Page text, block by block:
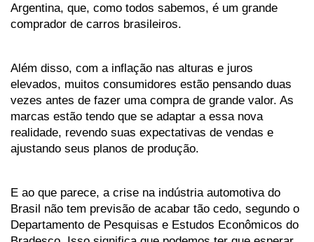
Argentina, que, como todos sabemos, é um grande
comprador de carros brasileiros.
Além disso, com a inflação nas alturas e juros
elevados, muitos consumidores estão pensando duas
vezes antes de fazer uma compra de grande valor. As
marcas estão tendo que se adaptar a essa nova
realidade, revendo suas expectativas de vendas e
ajustando seus planos de produção.
E ao que parece, a crise na indústria automotiva do
Brasil não tem previsão de acabar tão cedo, segundo o
Departamento de Pesquisas e Estudos Econômicos do